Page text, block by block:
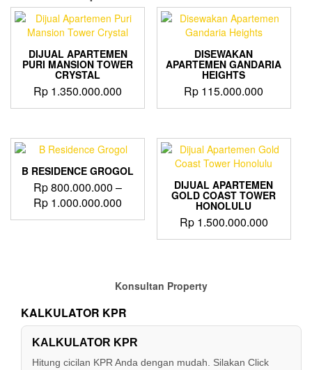
DIJUAL APARTEMEN
PURI MANSION TOWER
CRYSTAL
Rp 1.350.000.000
DISEWAKAN
APARTEMEN GANDARIA
HEIGHTS
Rp 115.000.000
B RESIDENCE GROGOL
Rp800.000.000 –
Rp 1.000.000.000
range:
Rp 800.000.000
This
options
may
chosen
on
DIJUAL APARTEMEN
GOLD COAST TOWER
HONOLULU
Rp1.500.000.000
Konsultan Property
KALKULATOR KPR
KALKULATOR KPR
Hitung cicilan KPR Anda dengan mudah. Silakan Click